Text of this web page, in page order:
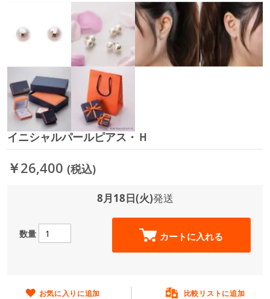
イ
メ
ー
ジ
イニシャルパールピアス・Ｈ
￥26,400 (税込)
8月18日(火)発送
数量 カートに入れる
お気に入りに追加 比較リストに追加